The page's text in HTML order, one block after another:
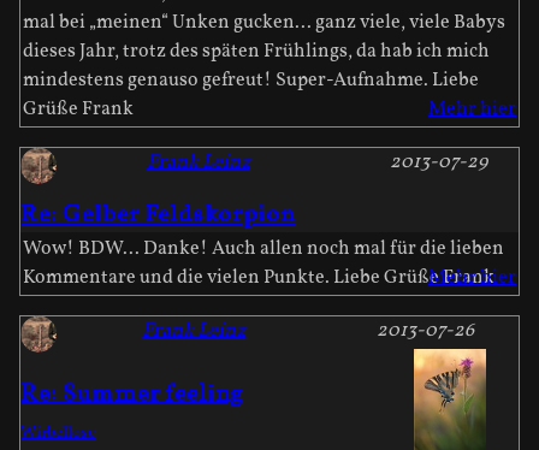
mal bei „meinen“ Unken gucken... ganz viele, viele Babys
dieses Jahr, trotz des späten Frühlings, da hab ich mich
mindestens genauso gefreut! Super-Aufnahme. Liebe
Grüße Frank
Mehr hier
Re: Gelber Feldskorpion
2013-07-29
Frank Leinz
Wow! BDW... Danke! Auch allen noch mal für die lieben
Kommentare und die vielen Punkte. Liebe Grüße Frank
Mehr hier
Re: Summer feeling
2013-07-26
Frank Leinz
Wirbellose